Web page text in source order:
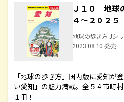
Ｊ１０ 地球
４～２０２５
地球の歩き方 Jシリ
2023.08.10 発売
「地球の歩き方」国内版に愛知が
い愛知」の魅力満載。全５４市町
１冊！